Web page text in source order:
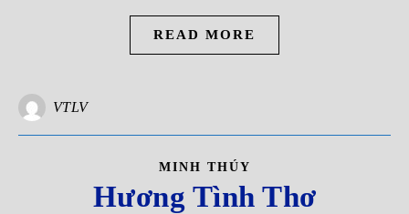
READ MORE
VTLV
MINH THÚY
Hương Tình Thơ